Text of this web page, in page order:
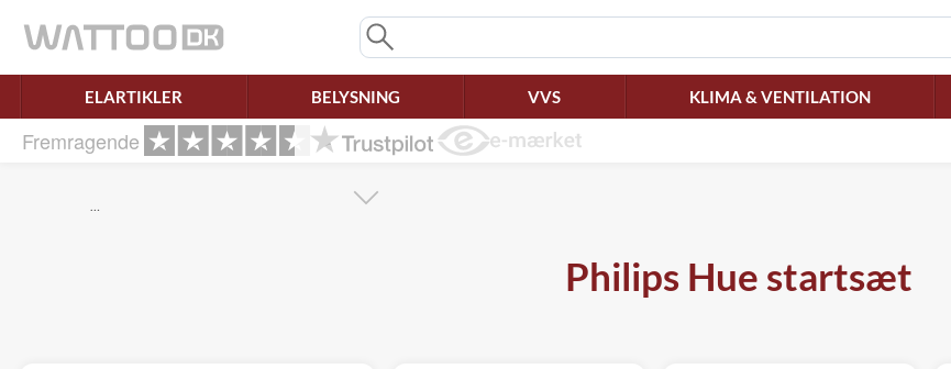
ELARTIKLER BELYSNING VVS KLIMA & VENTILATION
Fremragende
…
Philips Hue startsæt
Ret samtykke!